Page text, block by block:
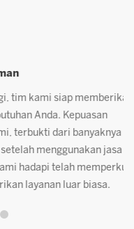
siap memberikan
Anda. Kepuasan
dari banyaknya
menggunakan jasa
telah memperkuat
luar biasa.